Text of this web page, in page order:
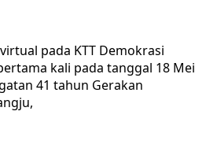
pada KTT Demokrasi
kali pada tanggal 18 Mei
41 tahun Gerakan